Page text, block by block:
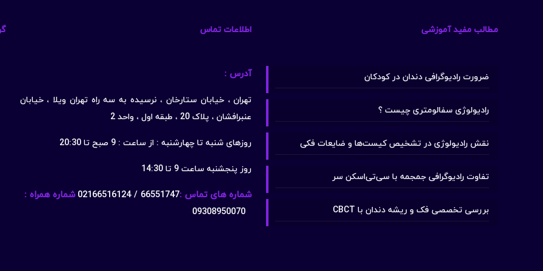
مطالب مفید آموزشی
ضرورت رادیوگرافی دندان در کودکان
رادیولوژی سفالومتری چیست ؟
نقش رادیولوژی در تشخیص کیست‌ها و ضایعات فکی
تفاوت رادیوگرافی جمجمه با سی‌تی‌اسکن سر
بررسی تخصصی فک و ریشه دندان با CBCT
اطلاعات تماس
آدرس :
تهران ، خیابان ستارخان ، نرسیده به سه راه تهران ویلا ، خیابان
عنبرافشان ، پلاک 20 ، طبقه اول ، واحد 2
روزهای شنبه تا چهارشنبه : از ساعت : 9 صبح تا 20:30
روز پنجشنبه ساعت 9 تا 14:30
شماره های تماس :66551747 / 02166516124
شماره همراه :
09308950070